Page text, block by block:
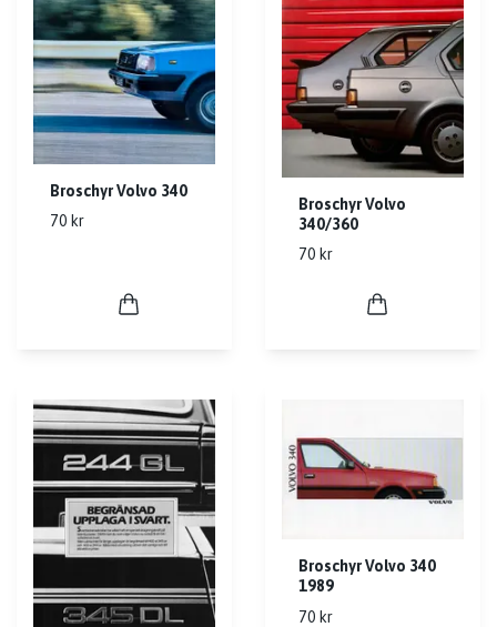
Broschyr Volvo 340
70 kr
Broschyr Volvo
340/360
70 kr
Broschyr Volvo 340
1989
70 kr